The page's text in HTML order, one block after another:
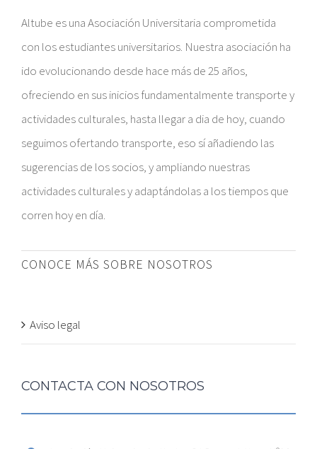
Altube es una Asociación Universitaria comprometida
con los estudiantes universitarios. Nuestra asociación ha
ido evolucionando desde hace más de 25 años,
ofreciendo en sus inicios fundamentalmente transporte y
actividades culturales, hasta llegar a dia de hoy, cuando
seguimos ofertando transporte, eso sí añadiendo las
sugerencias de los socios, y ampliando nuestras
actividades culturales y adaptándolas a los tiempos que
corren hoy en día.
CONOCE MÁS SOBRE NOSOTROS
Aviso legal
CONTACTA CON NOSOTROS